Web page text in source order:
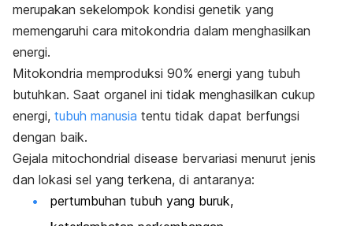
merupakan sekelompok kondisi genetik yang
memengaruhi cara mitokondria dalam menghasilkan
energi.
Mitokondria memproduksi 90% energi yang tubuh
butuhkan. Saat organel ini tidak menghasilkan cukup
energi, tubuh manusia tentu tidak dapat berfungsi
dengan baik.
Gejala mitochondrial disease bervariasi menurut jenis
dan lokasi sel yang terkena, di antaranya:
pertumbuhan tubuh yang buruk,